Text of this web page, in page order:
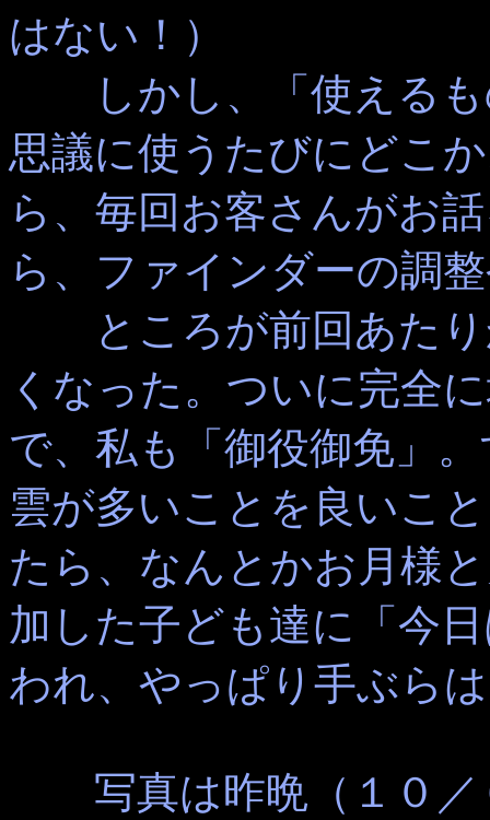
はない！）
しかし、「使えるも
思議に使うたびにどこ
ら、毎回お客さんがお
ら、ファインダーの調
ところが前回あたり
くなった。ついに完全
で、私も「御役御免」
雲が多いことを良いこ
たら、なんとかお月様
加した子ども達に「今
われ、やっぱり手ぶら
写真は昨晩（１０／